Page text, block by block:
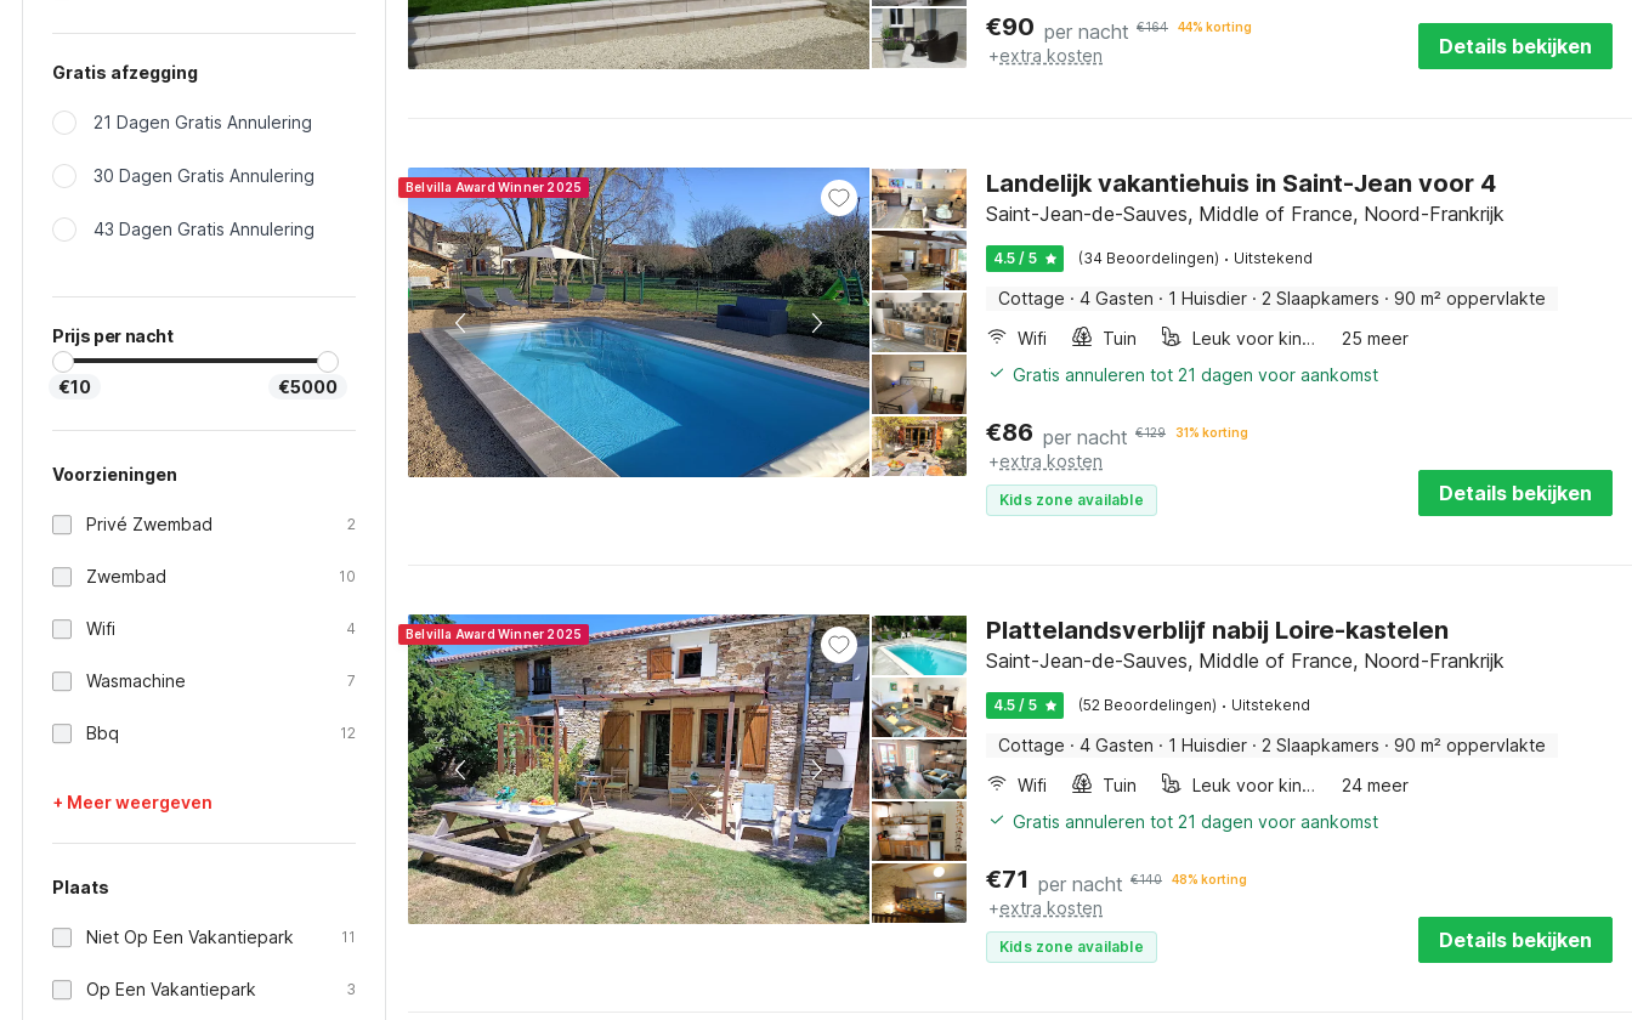
Gratis afzegging
21 Dagen Gratis Annulering
30 Dagen Gratis Annulering
43 Dagen Gratis Annulering
Prijs per nacht
€10 €5000
Voorzieningen
Privé Zwembad 2
Zwembad 10
Wifi 4
Wasmachine 7
Bbq 12
+ Meer weergeven
Plaats
Niet Op Een Vakantiepark 11
Op Een Vakantiepark 3
€90 per nacht €164 44% korting
+extra kosten Details bekijken
Belvilla Award Winner 2025 Landelijk vakantiehuis in Saint-Jean voor 4
Saint-Jean-de-Sauves, Middle of France, Noord-Frankrijk
4.5 / 5 (34 Beoordelingen) · Uitstekend
Cottage · 4 Gasten · 1 Huisdier · 2 Slaapkamers · 90 m² oppervlakte
Wifi
Tuin Leuk voor kinderen
25 meer
Gratis annuleren tot 21 dagen voor aankomst
€86 per nacht €129 31% korting
+extra kosten
Kids zone available Details bekijken
Belvilla Award Winner 2025 Plattelandsverblijf nabij Loire-kastelen
Saint-Jean-de-Sauves, Middle of France, Noord-Frankrijk
4.5 / 5 (52 Beoordelingen) · Uitstekend
Cottage · 4 Gasten · 1 Huisdier · 2 Slaapkamers · 90 m² oppervlakte
Wifi
Tuin Leuk voor kinderen
24 meer
Gratis annuleren tot 21 dagen voor aankomst
€71 per nacht €140 48% korting
+extra kosten
Kids zone available Details bekijken